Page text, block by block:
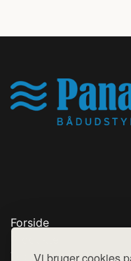
Forside
Top Rabatter